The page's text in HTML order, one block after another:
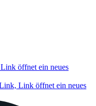
öffnet ein neues
Link öffnet ein neues